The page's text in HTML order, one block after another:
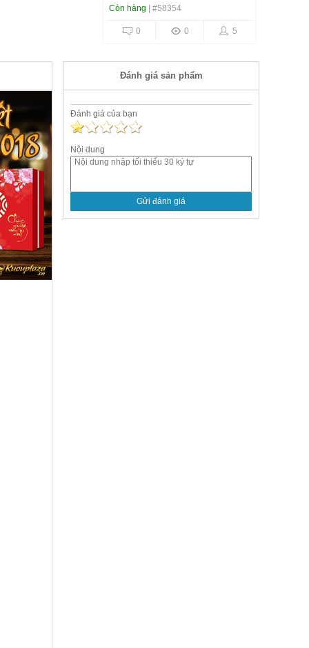
Còn hàng | #58354
5
0
0
Đánh giá sản phẩm
Đánh giá của bạn
Nội dung
Gửi đánh giá